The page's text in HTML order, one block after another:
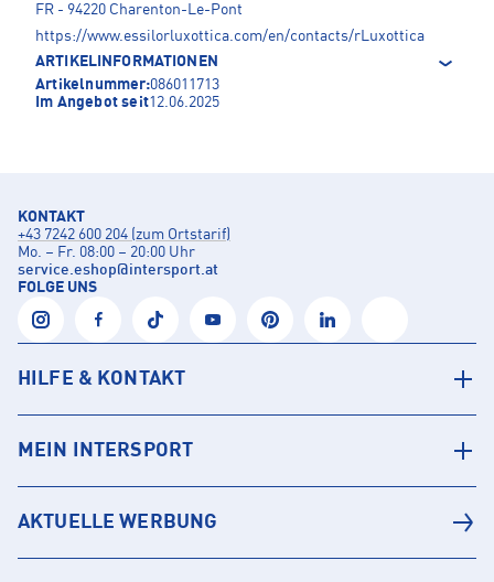
FR - 94220 Charenton-Le-Pont
https://www.essilorluxottica.com/en/contacts/rLuxottica
ARTIKELINFORMATIONEN
Artikelnummer:086011713
Im Angebot seit12.06.2025
KONTAKT
+43 7242 600 204 (zum Ortstarif)
Mo. – Fr. 08:00 – 20:00 Uhr
service.eshop@intersport.at
FOLGE UNS
HILFE & KONTAKT
MEIN INTERSPORT
AKTUELLE WERBUNG